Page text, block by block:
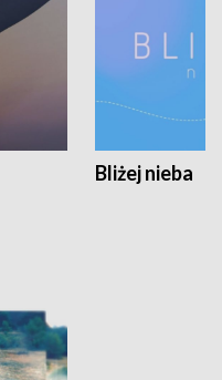
Bliżej nieba